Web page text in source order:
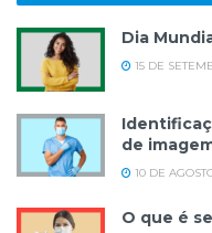
Dia
15 DE
de
10 DE
O que é